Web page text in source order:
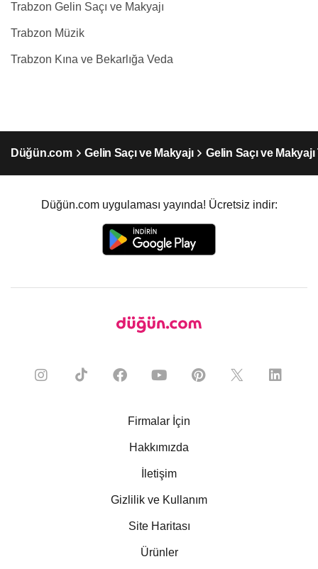
Trabzon Gelin Saçı ve Makyajı
Trabzon Müzik
Trabzon Kına ve Bekarlığa Veda
Düğün.com Gelin Saçı ve Makyajı Gelin Saçı ve
Düğün.com uygulaması yayında! Ücretsiz indir:
Firmalar İçin
Hakkımızda
İletişim
Gizlilik ve Kullanım
Site Haritası
Ürünler